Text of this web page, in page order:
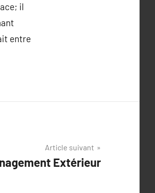
il
entre
Article suivant
Extérieur